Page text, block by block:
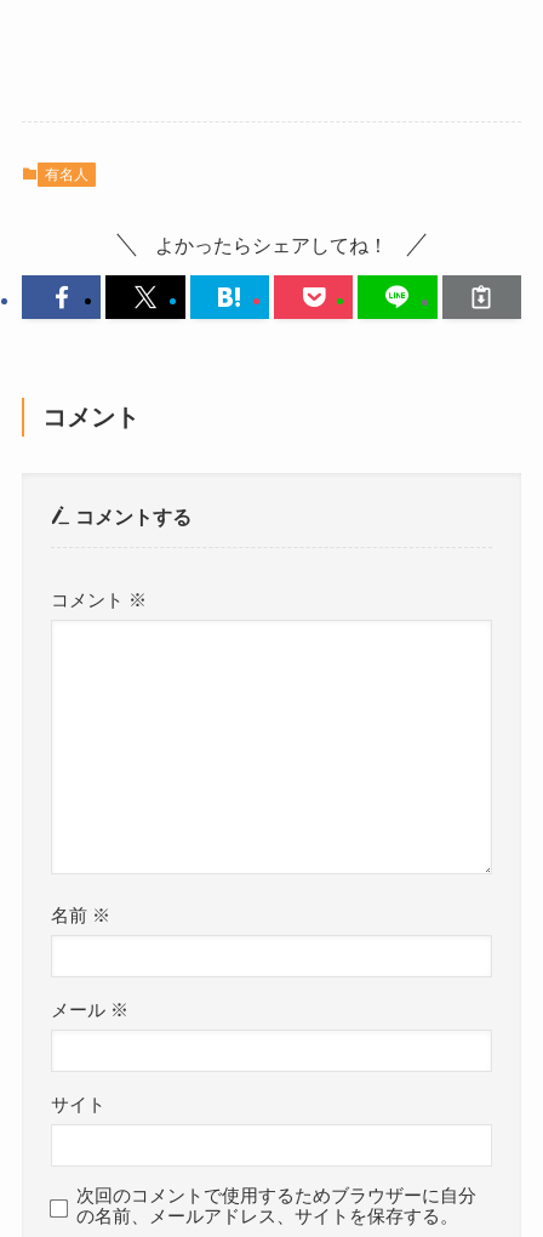
有名人
よかったらシェアしてね！
コメント
コメントする
コメント ※
名前 ※
メール ※
サイト
次回のコメントで使用するためブラウザーに自分
の名前、メールアドレス、サイトを保存する。